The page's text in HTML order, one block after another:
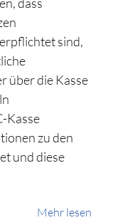
sind,
über die Kasse
Kasse
zu den
und diese
Mehr lesen